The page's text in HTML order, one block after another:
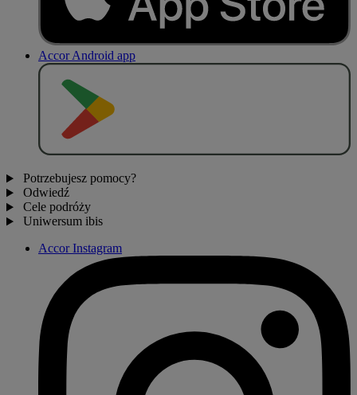
Accor Android app
Potrzebujesz pomocy?
Odwiedź
Cele podróży
Uniwersum ibis
Accor Instagram